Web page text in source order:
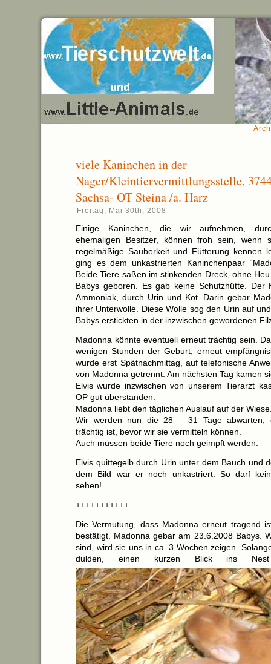
viele Kaninchen in der
Nager/Kleintiervermittlungsstelle,
Sachsa- OT Steina /a. Harz
Freitag, Mai 30th, 2008
Einige Kaninchen, die wir aufnehmen,
ehemaligen Besitzer, können froh sein, wenn
regelmäßige Sauberkeit und Fütterung kennen
ging es dem unkastrierten Kaninchenpaar
Beide Tiere saßen im stinkenden Dreck, ohne
Babys geboren. Es gab keine Schutzhütte. Der
Ammoniak, durch Urin und Kot. Darin gebar
ihrer Unterwolle. Diese Wolle sog den Urin auf
Babys erstickten in der inzwischen gewordenen
Madonna könnte eventuell erneut trächtig sein.
wenigen Stunden der Geburt, erneut
wurde erst Spätnachmittag, auf telefonische
von Madonna getrennt. Am nächsten Tag kamen
Elvis wurde inzwischen von unserem Tierarzt
OP gut überstanden.
Madonna liebt den täglichen Auslauf auf der
Wir werden nun die 28 – 31 Tage abwarten,
trächtig ist, bevor wir sie vermitteln können.
Auch müssen beide Tiere noch geimpft werden.
Elvis quittegelb durch Urin unter dem Bauch und
dem Bild war er noch unkastriert. So darf
sehen!
+++++++++++
Die Vermutung, dass Madonna erneut tragend
bestätigt. Madonna gebar am 23.6.2008 Babys.
sind, wird sie uns in ca. 3 Wochen zeigen.
dulden, einen kurzen Blick ins